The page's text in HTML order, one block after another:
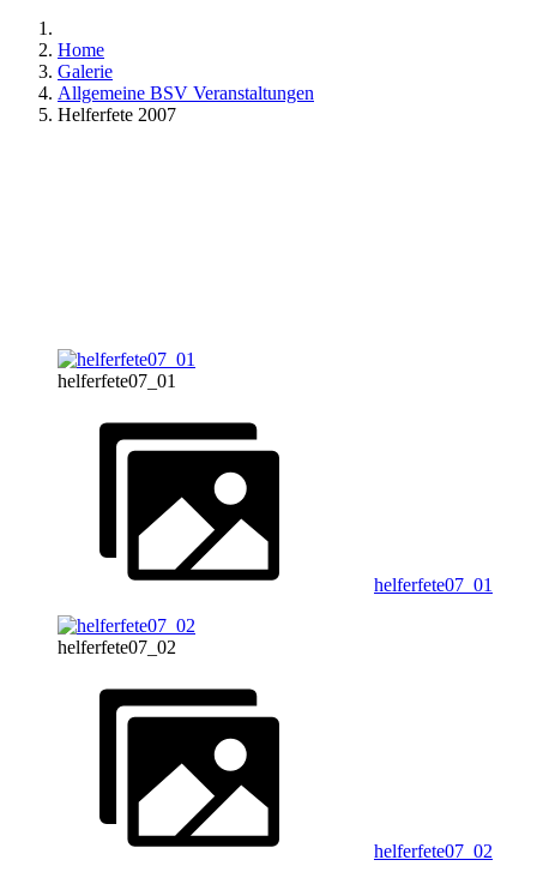
Home
Galerie
Allgemeine BSV Veranstaltungen
Helferfete 2007
helferfete07_01
helferfete07_01
helferfete07_02
helferfete07_02